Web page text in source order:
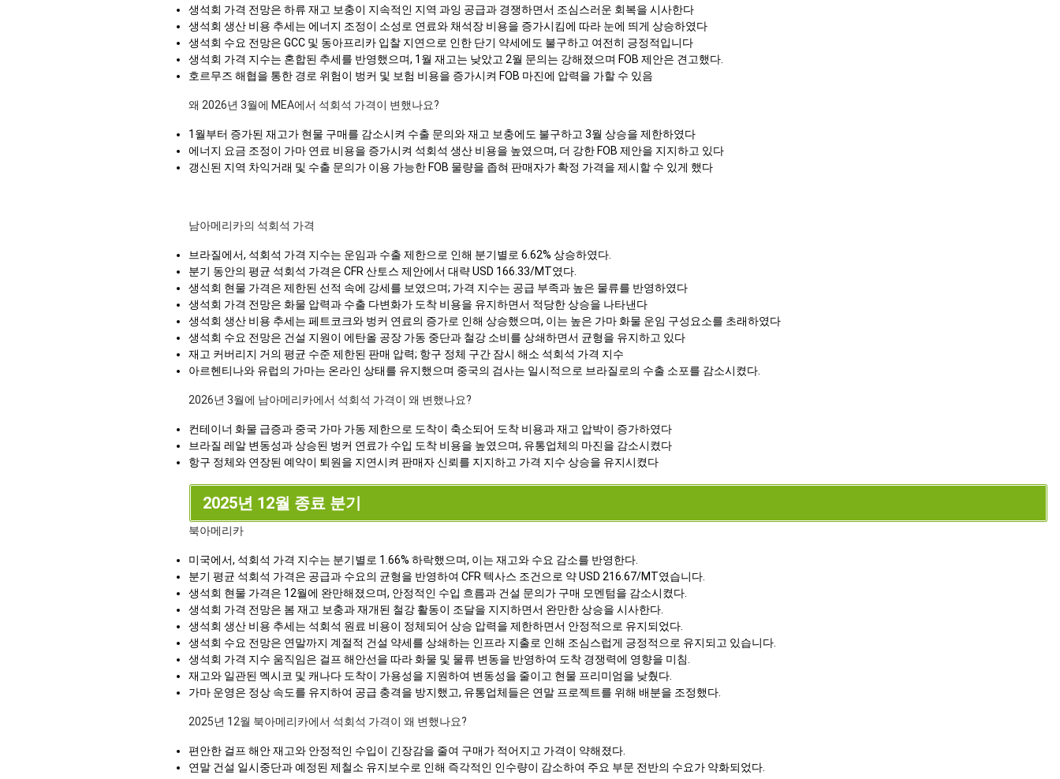
생석회 가격 전망은 하류 재고 보충이 지속적인 지역 과잉 공급과 경쟁하면서 조심스러운 회복을 시사한다
생석회 생산 비용 추세는 에너지 조정이 소성로 연료와 채석장 비용을 증가시킴에 따라 눈에 띄게 상승하였다
생석회 수요 전망은 GCC 및 동아프리카 입찰 지연으로 인한 단기 약세에도 불구하고 여전히 긍정적입니다
생석회 가격 지수는 혼합된 추세를 반영했으며, 1월 재고는 낮았고 2월 문의는 강해졌으며 FOB 제안은 견고했다.
호르무즈 해협을 통한 경로 위험이 벙커 및 보험 비용을 증가시켜 FOB 마진에 압력을 가할 수 있음
왜 2026년 3월에 MEA에서 석회석 가격이 변했나요?
1월부터 증가된 재고가 현물 구매를 감소시켜 수출 문의와 재고 보충에도 불구하고 3월 상승을 제한하였다
에너지 요금 조정이 가마 연료 비용을 증가시켜 석회석 생산 비용을 높였으며, 더 강한 FOB 제안을 지지하고 있다
갱신된 지역 차익거래 및 수출 문의가 이용 가능한 FOB 물량을 좁혀 판매자가 확정 가격을 제시할 수 있게 했다
남아메리카의 석회석 가격
브라질에서, 석회석 가격 지수는 운임과 수출 제한으로 인해 분기별로 6.62% 상승하였다.
분기 동안의 평균 석회석 가격은 CFR 산토스 제안에서 대략 USD 166.33/MT였다.
생석회 현물 가격은 제한된 선적 속에 강세를 보였으며; 가격 지수는 공급 부족과 높은 물류를 반영하였다
생석회 가격 전망은 화물 압력과 수출 다변화가 도착 비용을 유지하면서 적당한 상승을 나타낸다
생석회 생산 비용 추세는 페트코크와 벙커 연료의 증가로 인해 상승했으며, 이는 높은 가마 화물 운임 구성요소를 초래하였다
생석회 수요 전망은 건설 지원이 에탄올 공장 가동 중단과 철강 소비를 상쇄하면서 균형을 유지하고 있다
재고 커버리지 거의 평균 수준 제한된 판매 압력; 항구 정체 구간 잠시 해소 석회석 가격 지수
아르헨티나와 유럽의 가마는 온라인 상태를 유지했으며 중국의 검사는 일시적으로 브라질로의 수출 소포를 감소시켰다.
2026년 3월에 남아메리카에서 석회석 가격이 왜 변했나요?
컨테이너 화물 급증과 중국 가마 가동 제한으로 도착이 축소되어 도착 비용과 재고 압박이 증가하였다
브라질 레알 변동성과 상승된 벙커 연료가 수입 도착 비용을 높였으며, 유통업체의 마진을 감소시켰다
항구 정체와 연장된 예약이 퇴원을 지연시켜 판매자 신뢰를 지지하고 가격 지수 상승을 유지시켰다
2025년 12월 종료 분기
북아메리카
미국에서, 석회석 가격 지수는 분기별로 1.66% 하락했으며, 이는 재고와 수요 감소를 반영한다.
분기 평균 석회석 가격은 공급과 수요의 균형을 반영하여 CFR 텍사스 조건으로 약 USD 216.67/MT였습니다.
생석회 현물 가격은 12월에 완만해졌으며, 안정적인 수입 흐름과 건설 문의가 구매 모멘텀을 감소시켰다.
생석회 가격 전망은 봄 재고 보충과 재개된 철강 활동이 조달을 지지하면서 완만한 상승을 시사한다.
생석회 생산 비용 추세는 석회석 원료 비용이 정체되어 상승 압력을 제한하면서 안정적으로 유지되었다.
생석회 수요 전망은 연말까지 계절적 건설 약세를 상쇄하는 인프라 지출로 인해 조심스럽게 긍정적으로 유지되고 있습니다.
생석회 가격 지수 움직임은 걸프 해안선을 따라 화물 및 물류 변동을 반영하여 도착 경쟁력에 영향을 미침.
재고와 일관된 멕시코 및 캐나다 도착이 가용성을 지원하여 변동성을 줄이고 현물 프리미엄을 낮췄다.
가마 운영은 정상 속도를 유지하여 공급 충격을 방지했고, 유통업체들은 연말 프로젝트를 위해 배분을 조정했다.
2025년 12월 북아메리카에서 석회석 가격이 왜 변했나요?
편안한 걸프 해안 재고와 안정적인 수입이 긴장감을 줄여 구매가 적어지고 가격이 약해졌다.
연말 건설 일시중단과 예정된 제철소 유지보수로 인해 즉각적인 인수량이 감소하여 주요 부문 전반의 수요가 약화되었다.